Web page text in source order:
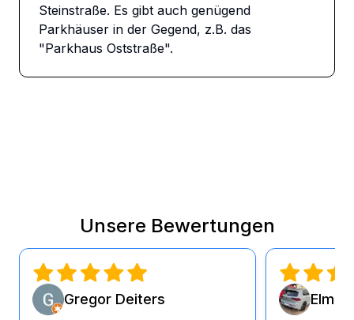
Steinstraße. Es gibt auch genügend
Parkhäuser in der Gegend, z.B. das
"Parkhaus Oststraße".
Unsere Bewertungen
Gregor Deiters Elmar